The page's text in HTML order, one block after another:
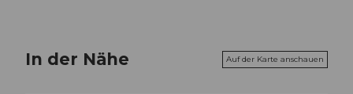
In der Nähe Auf der Karte anschauen